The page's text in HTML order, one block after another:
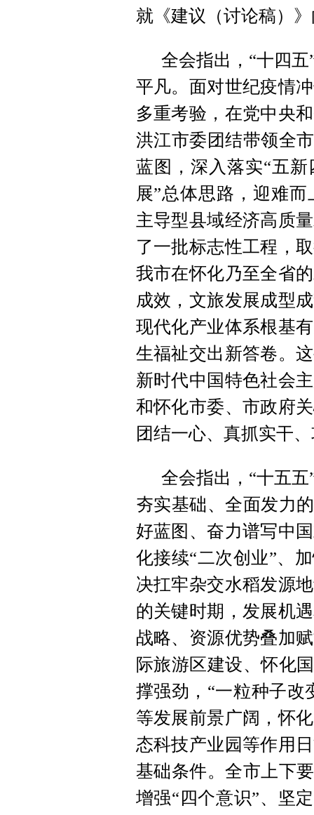
就《建议（讨论稿）
全会指出，“十四
平凡。面对世纪疫情
多重考验，在党中央
洪江市委团结带领全
蓝图，深入落实“五
展”总体思路，迎难
主导型县域经济高质
了一批标志性工程，
我市在怀化乃至全省
成效，文旅发展成型
现代化产业体系根基
生福祉交出新答卷。
新时代中国特色社会
和怀化市委、市政府
团结一心、真抓实干
全会指出，“十五
夯实基础、全面发力
好蓝图、奋力谱写中
化接续“二次创业”、
决扛牢杂交水稻发源
的关键时期，发展机
战略、资源优势叠加
际旅游区建设、怀化
撑强劲，“一粒种子改
等发展前景广阔，怀
态科技产业园等作用
基础条件。全市上下
增强“四个意识”、坚